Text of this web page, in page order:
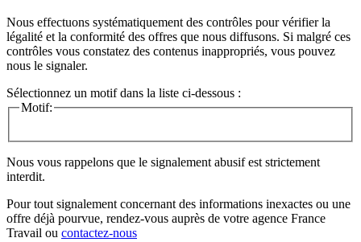
Nous effectuons systématiquement des contrôles pour vérifier la
légalité et la conformité des offres que nous diffusons. Si malgré ces
contrôles vous constatez des contenus inappropriés, vous pouvez
nous le signaler.
Sélectionnez un motif dans la liste ci-dessous :
Motif:
Nous vous rappelons que le signalement abusif est strictement
interdit.
Pour tout signalement concernant des informations inexactes ou une
offre déjà pourvue, rendez-vous auprès de votre agence France
Travail ou contactez-nous